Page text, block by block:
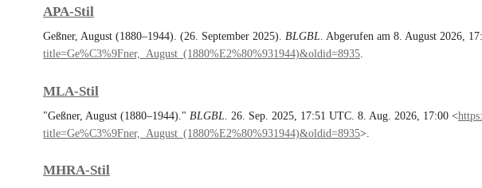
APA-Stil
Geßner, August (1880–1944). (26. September 2025). BLGBL. Abgerufen am 8. August 2026,
title=Ge%C3%9Fner,_August_(1880%E2%80%931944)&oldid=8935.
MLA-Stil
"Geßner, August (1880–1944)." BLGBL . 26. Sep. 2025, 17:51 UTC. 8. Aug. 2026, 17:00 <
title=Ge%C3%9Fner,_August_(1880%E2%80%931944)&oldid=8935>.
MHRA-Stil